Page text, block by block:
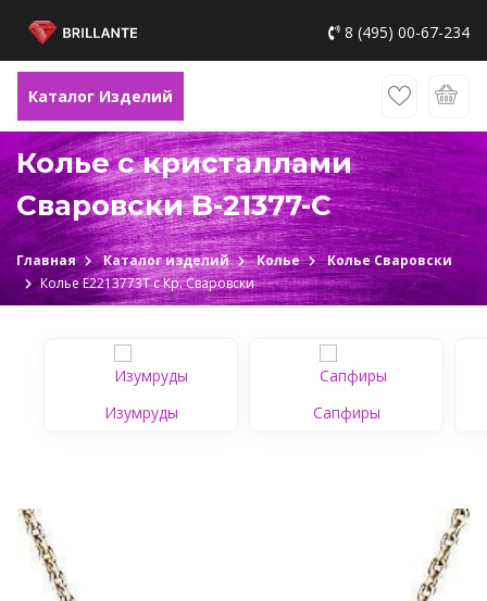
8 (495) 00-67-234
Каталог Изделий
Колье с кристаллами
Сваровски B-21377-C
Главная Каталог изделий Колье
Колье Сваровски
Колье Е2213773Т c Кр. Сваровски
Изумруды Сапфиры